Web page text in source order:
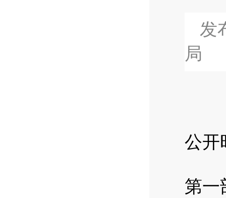
发
局
公开
第一